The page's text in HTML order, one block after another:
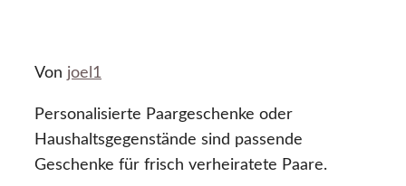
Von joel1
Personalisierte Paargeschenke oder
Haushaltsgegenstände sind passende
Geschenke für frisch verheiratete Paare.